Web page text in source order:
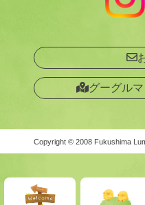
グーグル
Copyright ©︎ 2008 Fukushima